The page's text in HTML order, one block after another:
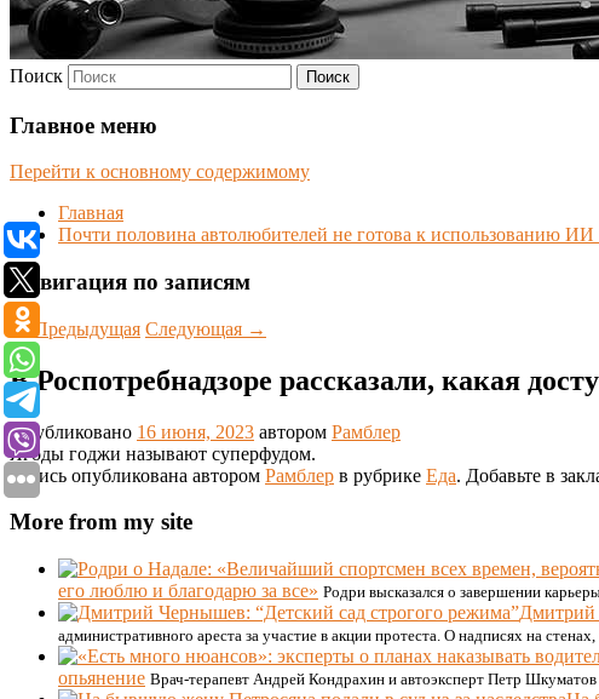
Поиск
Главное меню
Перейти к основному содержимому
Главная
Почти половина автолюбителей не готова к использованию
Навигация по записям
←Предыдущая Следующая →
В Роспотребнадзоре рассказали, какая
Опубликовано 16 июня, 2023 автором Рамблер
Ягоды годжи называют суперфудом.
Запись опубликована автором Рамблер в рубрике Еда. Добавьте в
More from my site
его люблю и благодарю за все» Родри высказался о завершении
Дмитрий
административного ареста за участие в акции протеста. О надписях на
опьянение Врач-терапевт Андрей Кондрахин и автоэксперт Петр